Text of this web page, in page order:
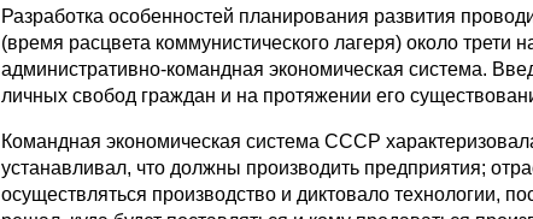
Разработка особенностей планирования развития
(время расцвета коммунистического лагеря) около
административно-командная экономическая система.
личных свобод граждан и на протяжении его
Командная экономическая система СССР
устанавливал, что должны производить предприятия;
осуществляться производство и диктовало технологии,